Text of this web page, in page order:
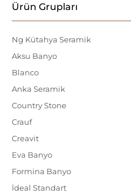
Ürün Grupları
Ng Kütahya Seramik
Aksu Banyo
Blanco
Anka Seramik
Country Stone
Crauf
Creavit
Eva Banyo
Formina Banyo
İdeal Standart